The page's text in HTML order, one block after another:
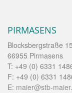
PIRMASENS
Blocksbergstraße
66955 Pirmasens
T: +49 (0) 6331
F: +49 (0) 6331
E: maier@stb-